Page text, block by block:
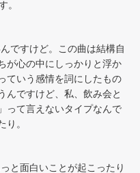
。
ですけど。この曲は結構自
が心の中にしっかりと浮か
ていう感情を詞にしたもの
んですけど、私、飲み会と
って言えないタイプなんで
り。
と面白いことが起こったり